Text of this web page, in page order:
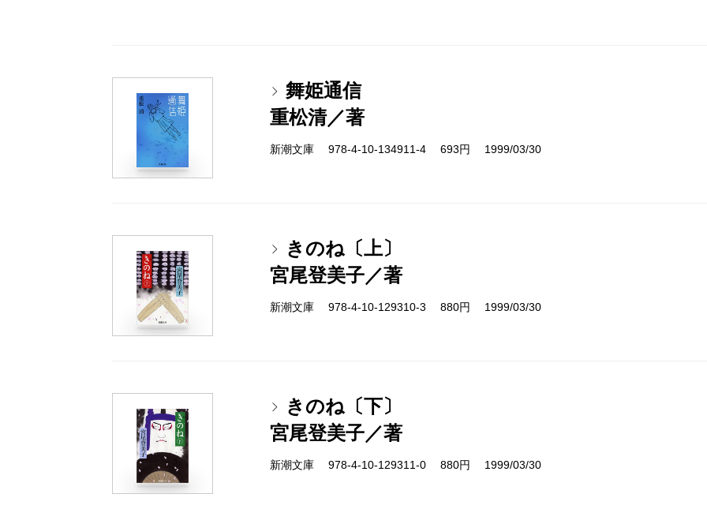
舞姫通信
重松清／著
新潮文庫 978-4-10-134911-4 693円 1999/03/30
きのね〔上〕
宮尾登美子／著
新潮文庫 978-4-10-129310-3 880円 1999/03/30
きのね〔下〕
宮尾登美子／著
新潮文庫 978-4-10-129311-0 880円 1999/03/30